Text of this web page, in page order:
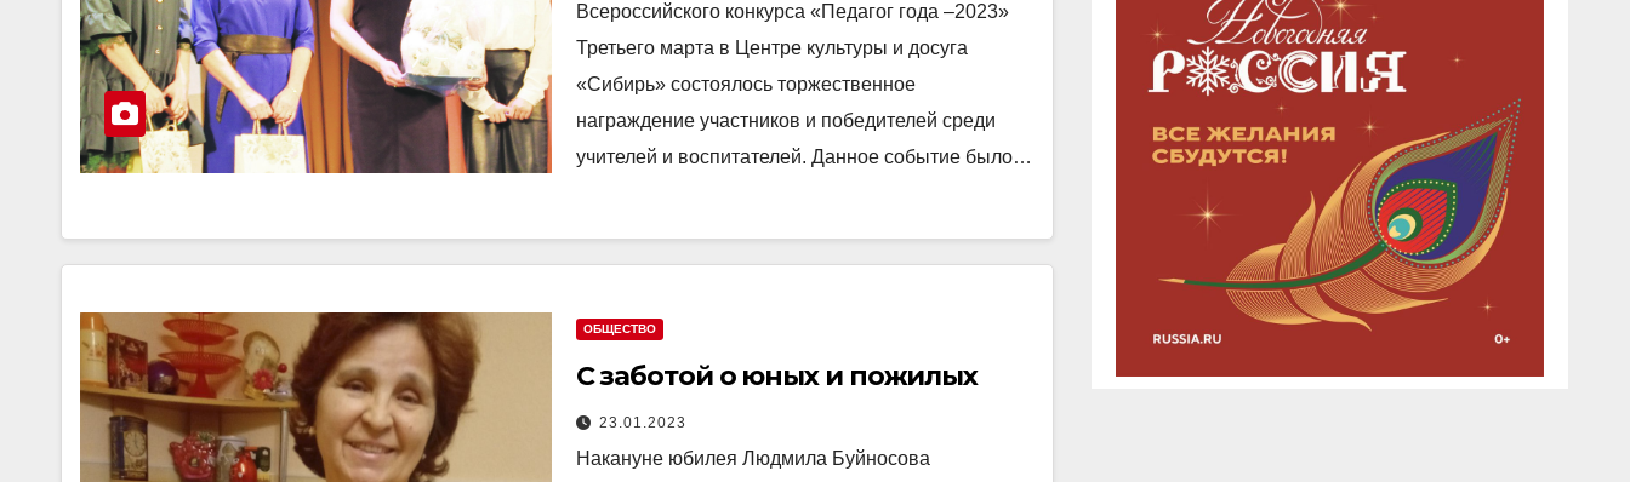
Всероссийского конкурса «Педагог года –2023»
Третьего марта в Центре культуры и досуга
«Сибирь» состоялось торжественное
награждение участников и победителей среди
учителей и воспитателей. Данное событие было…
ОБЩЕСТВО
С заботой о юных и пожилых
23.01.2023
Накануне юбилея Людмила Буйносова